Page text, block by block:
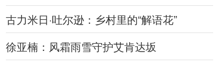
古力米日·吐尔逊：乡村里的“解语花”
徐亚楠：风霜雨雪守护艾肯达坂